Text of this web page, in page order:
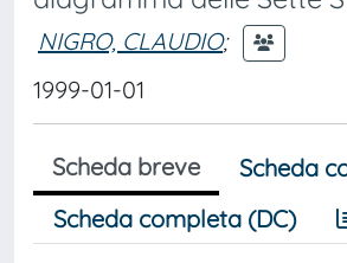
NIGRO, CLAUDIO;
1999-01-01
Scheda breve
Scheda
Scheda completa (DC)